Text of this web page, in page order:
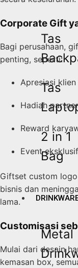
Tas
Tas
2 in 1
Bag
Metal
Corporate Gift
Bagi perusahaan,
penting, seperti:
Apresiasi klien
Hadiah
Reward
Event
Giftset custom
bisnis dan
lama.
Customisasi
Mulai dari desain
kemasan box,